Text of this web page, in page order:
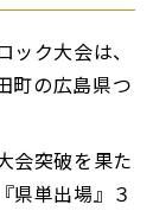
ク大会は、
町の広島県つ
会突破を果た
県単出場』３